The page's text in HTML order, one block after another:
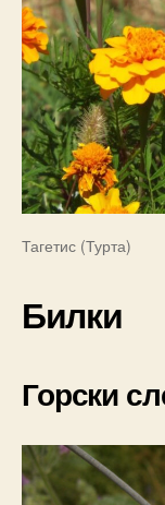
Тагетис (Турта)
Билки
Горски